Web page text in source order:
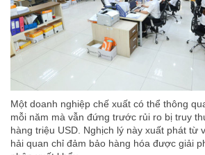
Một doanh nghiệp chế xuất có thể thông
mỗi năm mà vẫn đứng trước rủi ro bị truy
hàng triệu USD. Nghịch lý này xuất phát từ
hải quan chỉ đảm bảo hàng hóa được giải